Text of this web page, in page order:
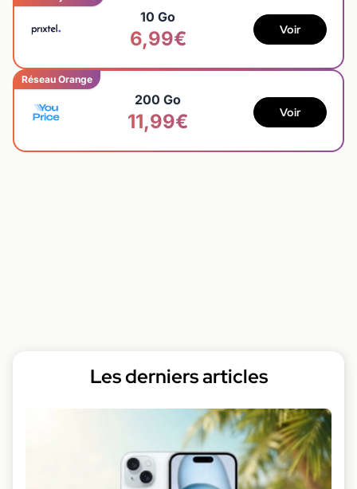
10 Go
6,99€ Voir
Réseau Orange
200 Go
11,99€ Voir
Les derniers articles